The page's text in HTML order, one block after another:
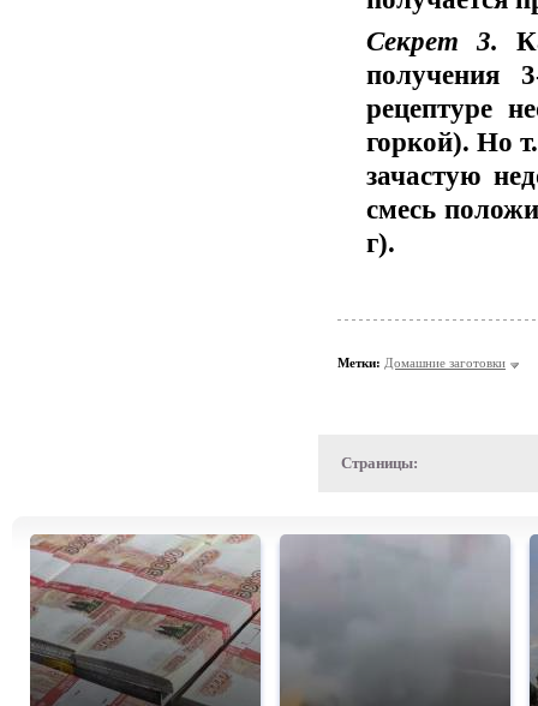
Секрет 3.
получения
рецептуре
горкой). Но
зачастую
смесь
г).
Метки: Домашние заготовки
Страницы: